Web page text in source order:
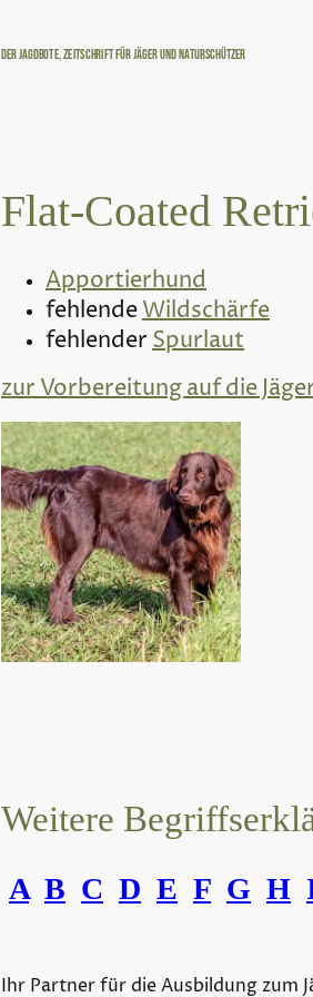
Der Jagdbote, Zeitschrift für Jäger und Naturschützer
Flat-Coated
Apportierhund
fehlendeWildschärfe
fehlenderSpurlaut
zur Vorbereitung auf die
Weitere
A B C D E F G H
Ihr Partner für die Ausbildung zum